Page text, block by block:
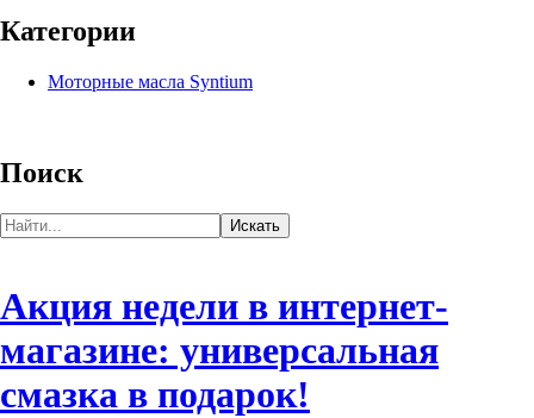
Категории
Моторные масла Syntium
Поиск
Акция недели в интернет-
магазине: универсальная
смазка в подарок!